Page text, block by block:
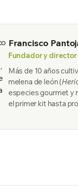
Francisco
Fundador y
Más de 10 años
melena de león (
especies gourmet y
el primer kit hasta